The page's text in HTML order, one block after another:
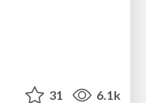
31 6.1k